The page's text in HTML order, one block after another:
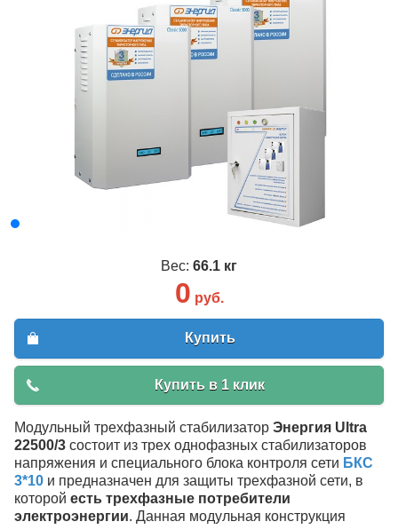
Вес: 66.1 кг
0 руб.
Купить
Купить в 1 клик
Модульный трехфазный стабилизатор Энергия Ultra
22500/3 состоит из трех однофазных стабилизаторов
напряжения и специального блока контроля сети БКС
3*10 и предназначен для защиты трехфазной сети, в
которой есть трехфазные потребители
электроэнергии. Данная модульная конструкция